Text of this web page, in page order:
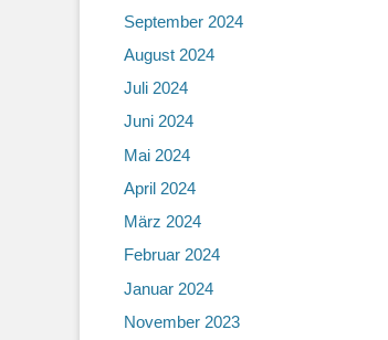
September 2024
August 2024
Juli 2024
Juni 2024
Mai 2024
April 2024
März 2024
Februar 2024
Januar 2024
November 2023